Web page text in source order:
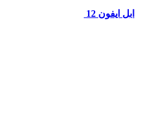
ابل ايفون 12